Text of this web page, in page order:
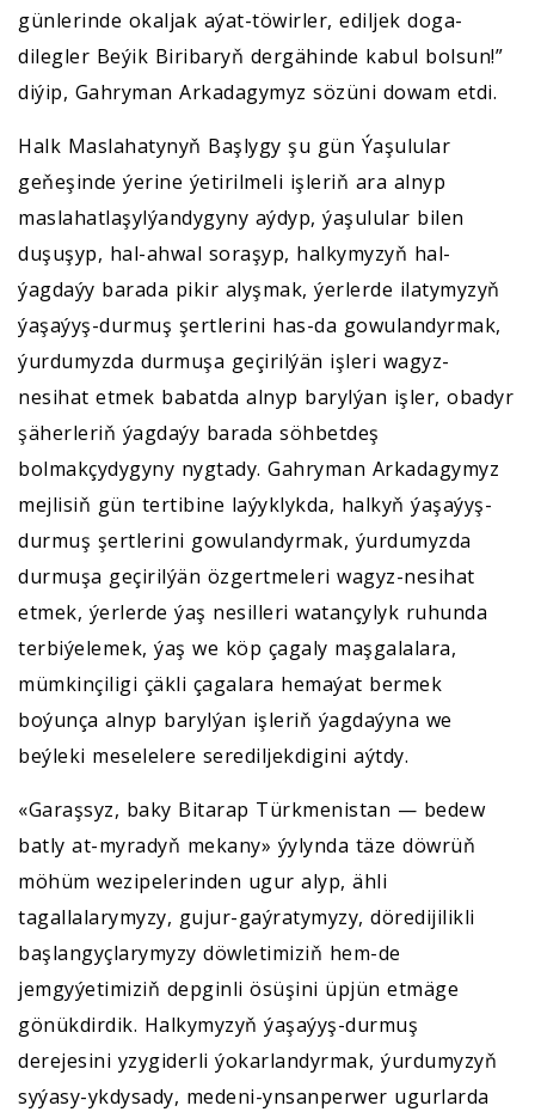
günlerinde okaljak aýat-töwirler, ediljek doga-
dilegler Beýik Biribaryň dergähinde kabul bolsun!”
diýip, Gahryman Arkadagymyz sözüni dowam etdi.
Halk Maslahatynyň Başlygy şu gün Ýaşulular
geňeşinde ýerine ýetirilmeli işleriň ara alnyp
maslahatlaşylýandygyny aýdyp, ýaşulular bilen
duşuşyp, hal-ahwal soraşyp, halkymyzyň hal-
ýagdaýy barada pikir alyşmak, ýerlerde ilatymyzyň
ýaşaýyş-durmuş şertlerini has-da gowulandyrmak,
ýurdumyzda durmuşa geçirilýän işleri wagyz-
nesihat etmek babatda alnyp barylýan işler, obadyr
şäherleriň ýagdaýy barada söhbetdeş
bolmakçydygyny nygtady. Gahryman Arkadagymyz
mejlisiň gün tertibine laýyklykda, halkyň ýaşaýyş-
durmuş şertlerini gowulandyrmak, ýurdumyzda
durmuşa geçirilýän özgertmeleri wagyz-nesihat
etmek, ýerlerde ýaş nesilleri watançylyk ruhunda
terbiýelemek, ýaş we köp çagaly maşgalalara,
mümkinçiligi çäkli çagalara hemaýat bermek
boýunça alnyp barylýan işleriň ýagdaýyna we
beýleki meselelere serediljekdigini aýtdy.
«Garaşsyz, baky Bitarap Türkmenistan — bedew
batly at-myradyň mekany» ýylynda täze döwrüň
möhüm wezipelerinden ugur alyp, ähli
tagallalarymyzy, gujur-gaýratymyzy, döredijilikli
başlangyçlarymyzy döwletimiziň hem-de
jemgyýetimiziň depginli ösüşini üpjün etmäge
gönükdirdik. Halkymyzyň ýaşaýyş-durmuş
derejesini yzygiderli ýokarlandyrmak, ýurdumyzyň
syýasy-ykdysady, medeni-ynsanperwer ugurlarda